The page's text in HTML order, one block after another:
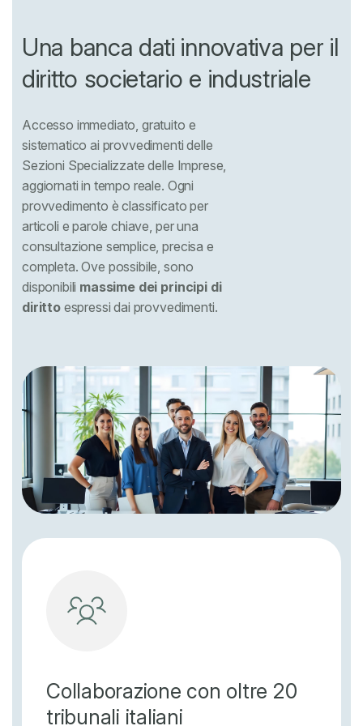
Una banca dati innovativa per il
diritto societario e industriale
Accesso immediato, gratuito e
sistematico ai provvedimenti delle
Sezioni Specializzate delle Imprese,
aggiornati in tempo reale. Ogni
provvedimento è classificato per
articoli e parole chiave, per una
consultazione semplice, precisa e
completa. Ove possibile, sono
disponibili massime dei principi di
dirittoespressi dai provvedimenti.
Collaborazione con oltre 20
tribunali italiani